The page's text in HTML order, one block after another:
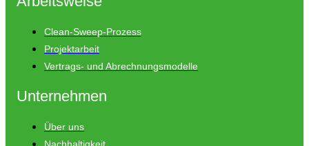
Clean-Sweep-Prozess
Projektarbeit
Vertrags- und Abrechnungsmodelle
Unternehmen
Über uns